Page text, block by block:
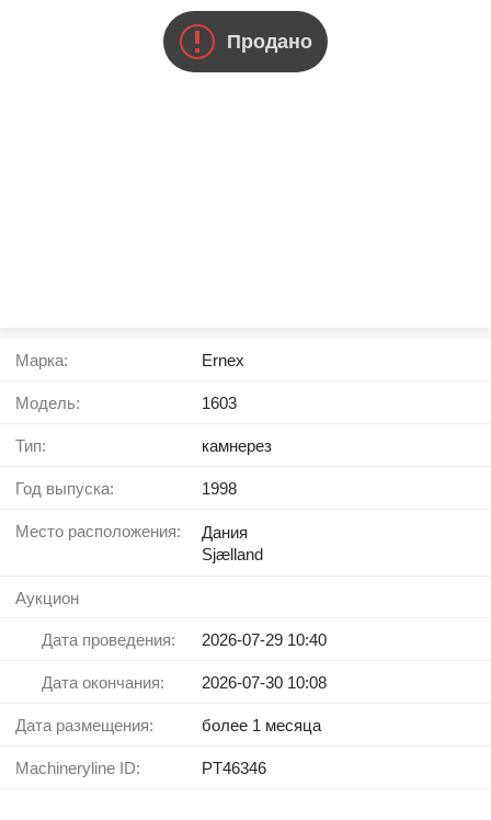
Продано
Марка: Ernex
Модель: 1603
Тип: камнерез
Год выпуска: 1998
Место расположения:
Дания
Sjælland
Аукцион
Дата проведения: 2026-07-29 10:40
Дата окончания: 2026-07-30 10:08
Дата размещения: более 1 месяца
Machineryline ID: PT46346